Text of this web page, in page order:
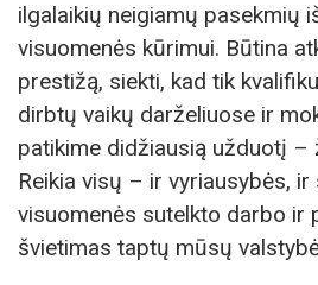
ilgalaikių neigiamų pasekmių
visuomenės kūrimui. Būtina
prestižą, siekti, kad tik
dirbtų vaikų darželiuose ir
patikime didžiausią užduotį –
Reikia visų – ir vyriausybės, ir
visuomenės sutelkto darbo ir
švietimas taptų mūsų